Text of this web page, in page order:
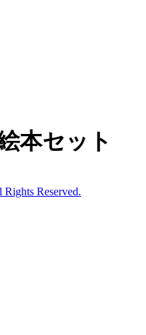
本セット
Reserved.